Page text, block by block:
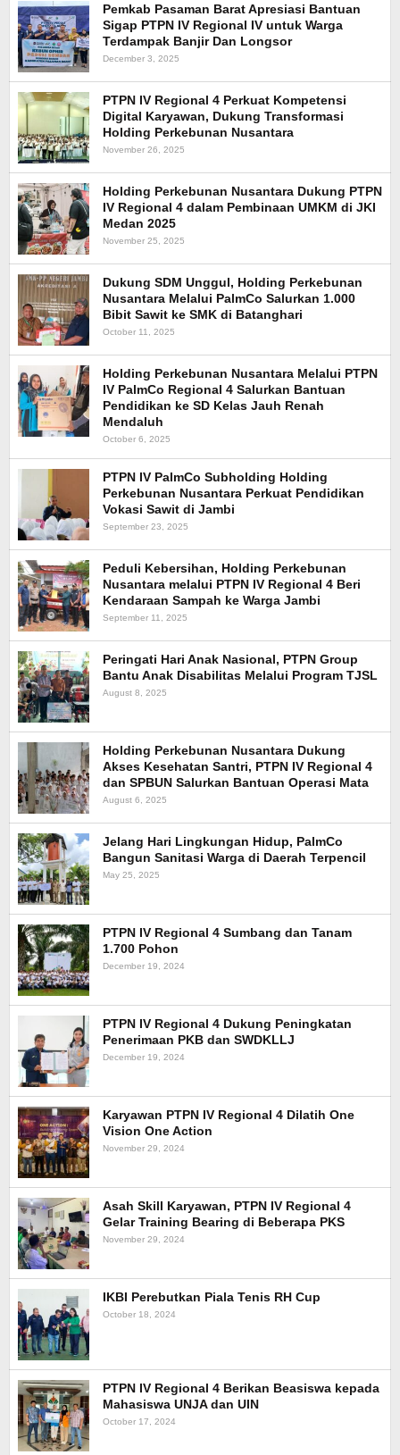
Pemkab Pasaman Barat Apresiasi Bantuan
Sigap PTPN IV Regional IV untuk Warga
Terdampak Banjir Dan Longsor
December 3, 2025
PTPN IV Regional 4 Perkuat Kompetensi
Digital Karyawan, Dukung Transformasi
Holding Perkebunan Nusantara
November 26, 2025
Holding Perkebunan Nusantara Dukung PTPN
IV Regional 4 dalam Pembinaan UMKM di JKI
Medan 2025
November 25, 2025
Dukung SDM Unggul, Holding Perkebunan
Nusantara Melalui PalmCo Salurkan 1.000
Bibit Sawit ke SMK di Batanghari
October 11, 2025
Holding Perkebunan Nusantara Melalui PTPN
IV PalmCo Regional 4 Salurkan Bantuan
Pendidikan ke SD Kelas Jauh Renah
Mendaluh
October 6, 2025
PTPN IV PalmCo Subholding Holding
Perkebunan Nusantara Perkuat Pendidikan
Vokasi Sawit di Jambi
September 23, 2025
Peduli Kebersihan, Holding Perkebunan
Nusantara melalui PTPN IV Regional 4 Beri
Kendaraan Sampah ke Warga Jambi
September 11, 2025
Peringati Hari Anak Nasional, PTPN Group
Bantu Anak Disabilitas Melalui Program TJSL
August 8, 2025
Holding Perkebunan Nusantara Dukung
Akses Kesehatan Santri, PTPN IV Regional 4
dan SPBUN Salurkan Bantuan Operasi Mata
August 6, 2025
Jelang Hari Lingkungan Hidup, PalmCo
Bangun Sanitasi Warga di Daerah Terpencil
May 25, 2025
PTPN IV Regional 4 Sumbang dan Tanam
1.700 Pohon
December 19, 2024
PTPN IV Regional 4 Dukung Peningkatan
Penerimaan PKB dan SWDKLLJ
December 19, 2024
Karyawan PTPN IV Regional 4 Dilatih One
Vision One Action
November 29, 2024
Asah Skill Karyawan, PTPN IV Regional 4
Gelar Training Bearing di Beberapa PKS
November 29, 2024
IKBI Perebutkan Piala Tenis RH Cup
October 18, 2024
PTPN IV Regional 4 Berikan Beasiswa kepada
Mahasiswa UNJA dan UIN
October 17, 2024